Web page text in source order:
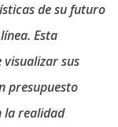
de su futuro
Esta
sus
presupuesto
la realidad